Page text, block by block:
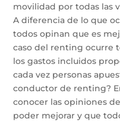
movilidad por todas las
A diferencia de lo que
todos opinan que es
caso del renting ocurre
los gastos incluidos
cada vez personas
conductor de renting?
conocer las opiniones
poder mejorar y que